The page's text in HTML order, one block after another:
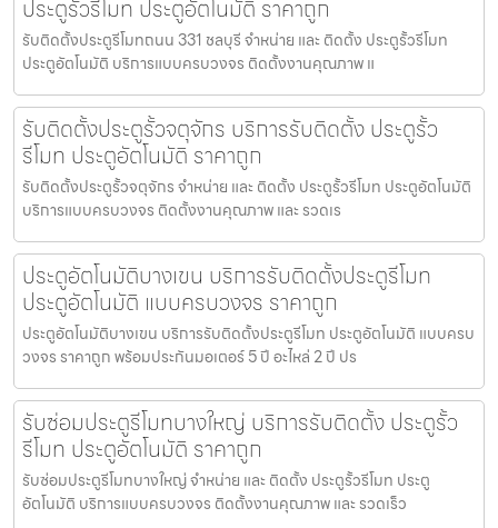
ประตูรั้วรีโมท ประตูอัตโนมัติ ราคาถูก
รับติดตั้งประตูรีโมทถนน 331 ชลบุรี จำหน่าย และ ติดตั้ง ประตูรั้วรีโมท
ประตูอัตโนมัติ บริการแบบครบวงจร ติดตั้งงานคุณภาพ แ
รับติดตั้งประตูรั้วจตุจักร บริการรับติดตั้ง ประตูรั้ว
รีโมท ประตูอัตโนมัติ ราคาถูก
รับติดตั้งประตูรั้วจตุจักร จำหน่าย และ ติดตั้ง ประตูรั้วรีโมท ประตูอัตโนมัติ
บริการแบบครบวงจร ติดตั้งงานคุณภาพ และ รวดเร
ประตูอัตโนมัติบางเขน บริการรับติดตั้งประตูรีโมท
ประตูอัตโนมัติ แบบครบวงจร ราคาถูก
ประตูอัตโนมัติบางเขน บริการรับติดตั้งประตูรีโมท ประตูอัตโนมัติ แบบครบ
วงจร ราคาถูก พร้อมประกันมอเตอร์ 5 ปี อะไหล่ 2 ปี ปร
รับซ่อมประตูรีโมทบางใหญ่ บริการรับติดตั้ง ประตูรั้ว
รีโมท ประตูอัตโนมัติ ราคาถูก
รับซ่อมประตูรีโมทบางใหญ่ จำหน่าย และ ติดตั้ง ประตูรั้วรีโมท ประตู
อัตโนมัติ บริการแบบครบวงจร ติดตั้งงานคุณภาพ และ รวดเร็ว